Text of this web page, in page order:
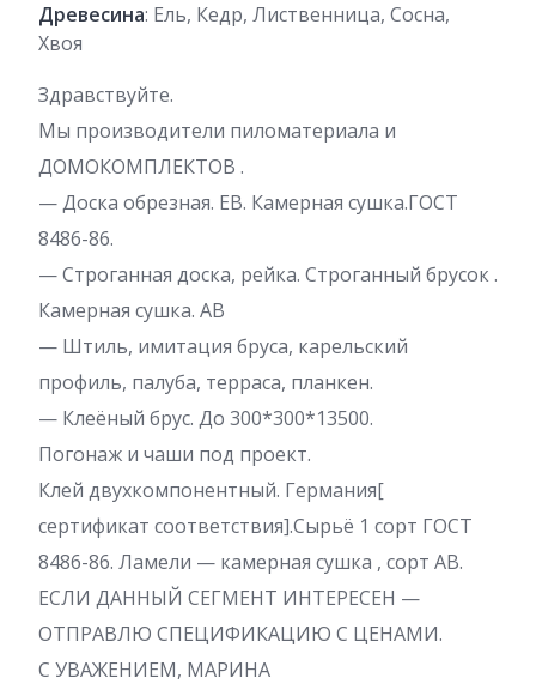
Древесина: Ель, Кедр, Лиственница, Сосна,
Хвоя
Здравствуйте.
Мы производители пиломатериала и
ДОМОКОМПЛЕКТОВ .
— Доска обрезная. ЕВ. Камерная сушка.ГОСТ
8486-86.
— Строганная доска, рейка. Строганный брусок .
Камерная сушка. АВ
— Штиль, имитация бруса, карельский
профиль, палуба, терраса, планкен.
— Клеёный брус. До 300*300*13500.
Погонаж и чаши под проект.
Клей двухкомпонентный. Германия[
сертификат соответствия].Сырьё 1 сорт ГОСТ
8486-86. Ламели — камерная сушка , сорт АВ.
ЕСЛИ ДАННЫЙ СЕГМЕНТ ИНТЕРЕСЕН —
ОТПРАВЛЮ СПЕЦИФИКАЦИЮ С ЦЕНАМИ.
С УВАЖЕНИЕМ, МАРИНА